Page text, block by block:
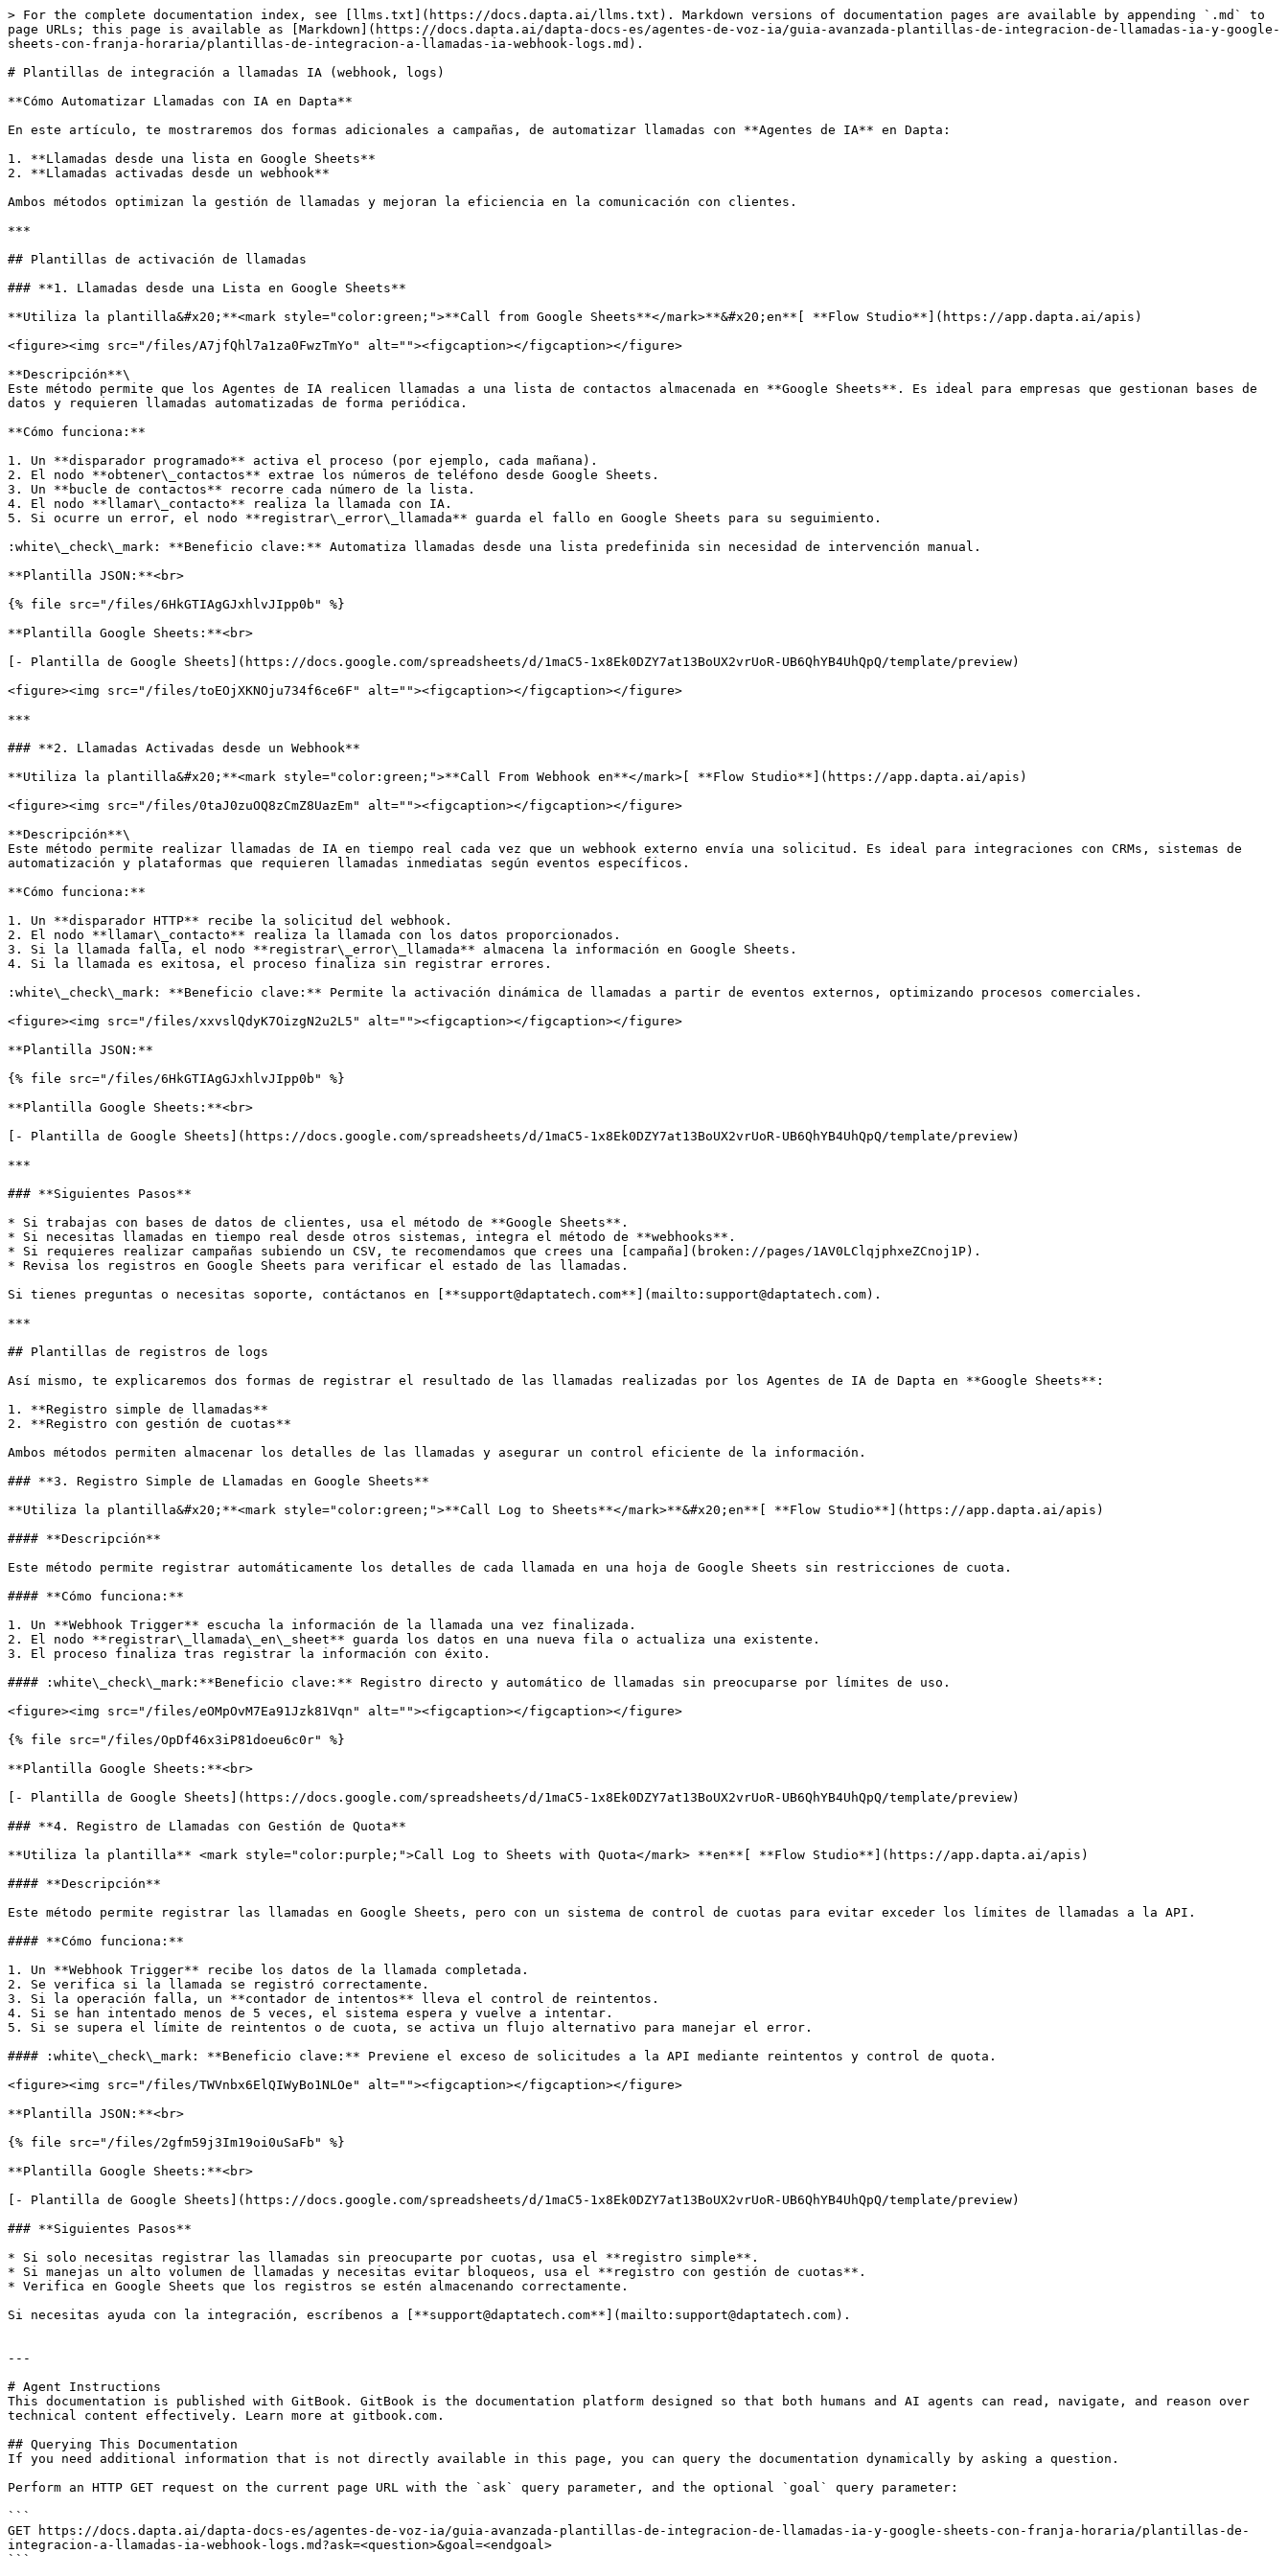
> For the complete documentation index, see [llms.txt](https://docs.dapta.ai/llms.txt). Markdown versions of documentation pages are available by appending `.md` to
page URLs; this page is available as [Markdown](https://docs.dapta.ai/dapta-docs-es/agentes-de-voz-ia/guia-avanzada-plantillas-de-integracion-de-llamadas-ia-y-google-
sheets-con-franja-horaria/plantillas-de-integracion-a-llamadas-ia-webhook-logs.md).
# Plantillas de integración a llamadas IA (webhook, logs)
**Cómo Automatizar Llamadas con IA en Dapta**
En este artículo, te mostraremos dos formas adicionales a campañas, de automatizar llamadas con **Agentes de IA** en Dapta:
1. **Llamadas desde una lista en Google Sheets**
2. **Llamadas activadas desde un webhook**
Ambos métodos optimizan la gestión de llamadas y mejoran la eficiencia en la comunicación con clientes.
***
## Plantillas de activación de llamadas
### **1. Llamadas desde una Lista en Google Sheets**
**Utiliza la plantilla&#x20;**<mark style="color:green;">**Call from Google Sheets**</mark>**&#x20;en**[ **Flow Studio**](https://app.dapta.ai/apis)
<figure><img src="/files/A7jfQhl7a1za0FwzTmYo" alt=""><figcaption></figcaption></figure>
**Descripción**\
Este método permite que los Agentes de IA realicen llamadas a una lista de contactos almacenada en **Google Sheets**. Es ideal para empresas que gestionan bases de
datos y requieren llamadas automatizadas de forma periódica.
**Cómo funciona:**
1. Un **disparador programado** activa el proceso (por ejemplo, cada mañana).
2. El nodo **obtener\_contactos** extrae los números de teléfono desde Google Sheets.
3. Un **bucle de contactos** recorre cada número de la lista.
4. El nodo **llamar\_contacto** realiza la llamada con IA.
5. Si ocurre un error, el nodo **registrar\_error\_llamada** guarda el fallo en Google Sheets para su seguimiento.
:white\_check\_mark: **Beneficio clave:** Automatiza llamadas desde una lista predefinida sin necesidad de intervención manual.
**Plantilla JSON:**<br>
{% file src="/files/6HkGTIAgGJxhlvJIpp0b" %}
**Plantilla Google Sheets:**<br>
[- Plantilla de Google Sheets](https://docs.google.com/spreadsheets/d/1maC5-1x8Ek0DZY7at13BoUX2vrUoR-UB6QhYB4UhQpQ/template/preview)
<figure><img src="/files/toEOjXKNOju734f6ce6F" alt=""><figcaption></figcaption></figure>
***
### **2. Llamadas Activadas desde un Webhook**
**Utiliza la plantilla&#x20;**<mark style="color:green;">**Call From Webhook en**</mark>[ **Flow Studio**](https://app.dapta.ai/apis)
<figure><img src="/files/0taJ0zuOQ8zCmZ8UazEm" alt=""><figcaption></figcaption></figure>
**Descripción**\
Este método permite realizar llamadas de IA en tiempo real cada vez que un webhook externo envía una solicitud. Es ideal para integraciones con CRMs, sistemas de
automatización y plataformas que requieren llamadas inmediatas según eventos específicos.
**Cómo funciona:**
1. Un **disparador HTTP** recibe la solicitud del webhook.
2. El nodo **llamar\_contacto** realiza la llamada con los datos proporcionados.
3. Si la llamada falla, el nodo **registrar\_error\_llamada** almacena la información en Google Sheets.
4. Si la llamada es exitosa, el proceso finaliza sin registrar errores.
:white\_check\_mark: **Beneficio clave:** Permite la activación dinámica de llamadas a partir de eventos externos, optimizando procesos comerciales.
<figure><img src="/files/xxvslQdyK7OizgN2u2L5" alt=""><figcaption></figcaption></figure>
**Plantilla JSON:**
{% file src="/files/6HkGTIAgGJxhlvJIpp0b" %}
**Plantilla Google Sheets:**<br>
[- Plantilla de Google Sheets](https://docs.google.com/spreadsheets/d/1maC5-1x8Ek0DZY7at13BoUX2vrUoR-UB6QhYB4UhQpQ/template/preview)
***
### **Siguientes Pasos**
* Si trabajas con bases de datos de clientes, usa el método de **Google Sheets**.
* Si necesitas llamadas en tiempo real desde otros sistemas, integra el método de **webhooks**.
* Si requieres realizar campañas subiendo un CSV, te recomendamos que crees una [campaña](broken://pages/1AV0LClqjphxeZCnoj1P).
* Revisa los registros en Google Sheets para verificar el estado de las llamadas.
Si tienes preguntas o necesitas soporte, contáctanos en [**support@daptatech.com**](mailto:support@daptatech.com).
***
## Plantillas de registros de logs
Así mismo, te explicaremos dos formas de registrar el resultado de las llamadas realizadas por los Agentes de IA de Dapta en **Google Sheets**:
1. **Registro simple de llamadas**
2. **Registro con gestión de cuotas**
Ambos métodos permiten almacenar los detalles de las llamadas y asegurar un control eficiente de la información.
### **3. Registro Simple de Llamadas en Google Sheets**
**Utiliza la plantilla&#x20;**<mark style="color:green;">**Call Log to Sheets**</mark>**&#x20;en**[ **Flow Studio**](https://app.dapta.ai/apis)
#### **Descripción**
Este método permite registrar automáticamente los detalles de cada llamada en una hoja de Google Sheets sin restricciones de cuota.
#### **Cómo funciona:**
1. Un **Webhook Trigger** escucha la información de la llamada una vez finalizada.
2. El nodo **registrar\_llamada\_en\_sheet** guarda los datos en una nueva fila o actualiza una existente.
3. El proceso finaliza tras registrar la información con éxito.
#### :white\_check\_mark:**Beneficio clave:** Registro directo y automático de llamadas sin preocuparse por límites de uso.
<figure><img src="/files/eOMpOvM7Ea91Jzk81Vqn" alt=""><figcaption></figcaption></figure>
{% file src="/files/OpDf46x3iP81doeu6c0r" %}
**Plantilla Google Sheets:**<br>
[- Plantilla de Google Sheets](https://docs.google.com/spreadsheets/d/1maC5-1x8Ek0DZY7at13BoUX2vrUoR-UB6QhYB4UhQpQ/template/preview)
### **4. Registro de Llamadas con Gestión de Quota**
**Utiliza la plantilla** <mark style="color:purple;">Call Log to Sheets with Quota</mark> **en**[ **Flow Studio**](https://app.dapta.ai/apis)
#### **Descripción**
Este método permite registrar las llamadas en Google Sheets, pero con un sistema de control de cuotas para evitar exceder los límites de llamadas a la API.
#### **Cómo funciona:**
1. Un **Webhook Trigger** recibe los datos de la llamada completada.
2. Se verifica si la llamada se registró correctamente.
3. Si la operación falla, un **contador de intentos** lleva el control de reintentos.
4. Si se han intentado menos de 5 veces, el sistema espera y vuelve a intentar.
5. Si se supera el límite de reintentos o de cuota, se activa un flujo alternativo para manejar el error.
#### :white\_check\_mark: **Beneficio clave:** Previene el exceso de solicitudes a la API mediante reintentos y control de quota.
<figure><img src="/files/TWVnbx6ElQIWyBo1NLOe" alt=""><figcaption></figcaption></figure>
**Plantilla JSON:**<br>
{% file src="/files/2gfm59j3Im19oi0uSaFb" %}
**Plantilla Google Sheets:**<br>
[- Plantilla de Google Sheets](https://docs.google.com/spreadsheets/d/1maC5-1x8Ek0DZY7at13BoUX2vrUoR-UB6QhYB4UhQpQ/template/preview)
### **Siguientes Pasos**
* Si solo necesitas registrar las llamadas sin preocuparte por cuotas, usa el **registro simple**.
* Si manejas un alto volumen de llamadas y necesitas evitar bloqueos, usa el **registro con gestión de cuotas**.
* Verifica en Google Sheets que los registros se estén almacenando correctamente.
Si necesitas ayuda con la integración, escríbenos a [**support@daptatech.com**](mailto:support@daptatech.com).
---
# Agent Instructions
This documentation is published with GitBook. GitBook is the documentation platform designed so that both humans and AI agents can read, navigate, and reason over
technical content effectively. Learn more at gitbook.com.
## Querying This Documentation
If you need additional information that is not directly available in this page, you can query the documentation dynamically by asking a question.
Perform an HTTP GET request on the current page URL with the `ask` query parameter, and the optional `goal` query parameter:
```
GET https://docs.dapta.ai/dapta-docs-es/agentes-de-voz-ia/guia-avanzada-plantillas-de-integracion-de-llamadas-ia-y-google-sheets-con-franja-horaria/plantillas-de-
integracion-a-llamadas-ia-webhook-logs.md?ask=<question>&goal=<endgoal>
```